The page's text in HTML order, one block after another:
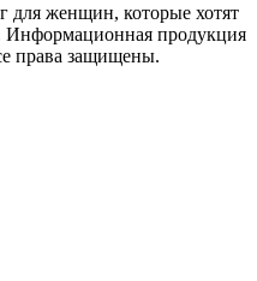
для женщин, которые хотят
Информационная продукция
права защищены.